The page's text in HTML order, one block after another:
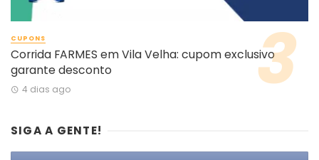
CUPONS
Corrida FARMES em Vila Velha: cupom exclusivo
garante desconto
4 dias ago
SIGA A GENTE!